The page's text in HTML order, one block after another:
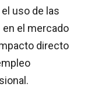
uso de las
el mercado
directo